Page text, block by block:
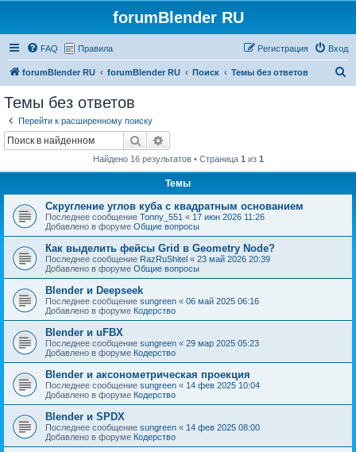
forumBlender RU
FAQ Правила Вход
Регистрация
forumBlender RU forumBlender RU Поиск Темы без ответов
Темы без ответов
Перейти к расширенному поиску
Поиск
Найдено 16 результатов • Страница 1 из 1
Темы
Скругление углов куба с квадратным основанием
Последнее сообщение Tonny_551 « 17 июн 2026 11:26
Добавлено в форуме Общие вопросы
Как выделить фейсы Grid в Geometry Node?
Последнее сообщение RazRuShitel « 23 май 2026 20:39
Добавлено в форуме Общие вопросы
Blender и Deepseek
Последнее сообщение sungreen « 06 май 2025 06:16
Добавлено в форуме Кодерство
Blender и uFBX
Последнее сообщение sungreen « 29 мар 2025 05:23
Добавлено в форуме Кодерство
Blender и аксонометрическая проекция
Последнее сообщение sungreen « 14 фев 2025 10:04
Добавлено в форуме Кодерство
Blender и SPDX
Последнее сообщение sungreen « 14 фев 2025 08:00
Добавлено в форуме Кодерство